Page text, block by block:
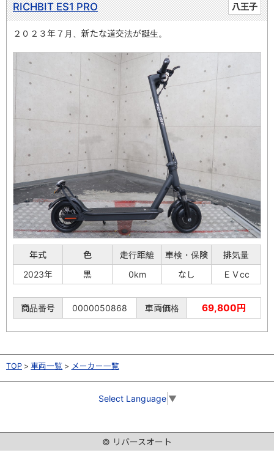
八王子
RICHBIT ES1 PRO
２０２３年７月、新たな道交法が誕生。
年式 色 走行距離 車検・保険
排気量
2023年
黒 0km なし ＥＶcc
商品番号 0000050868 車両価格 69,800円
TOP 車両一覧 メーカー一覧
Select Language ▼
© リバースオート